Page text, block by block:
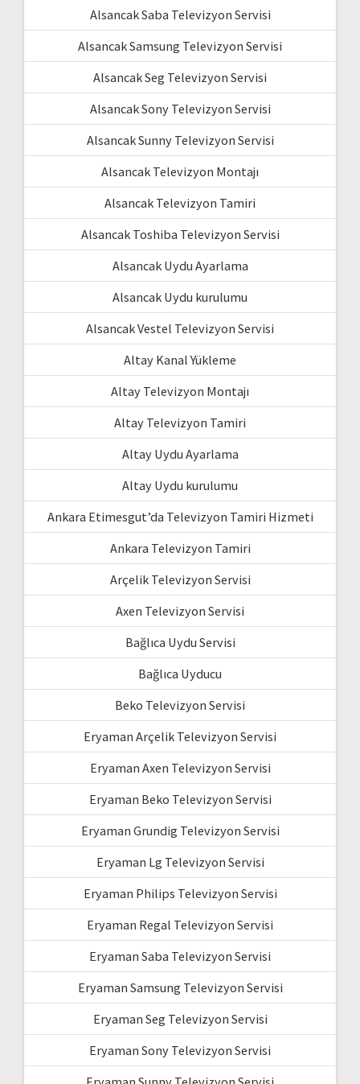
Alsancak Saba Televizyon Servisi
Alsancak Samsung Televizyon Servisi
Alsancak Seg Televizyon Servisi
Alsancak Sony Televizyon Servisi
Alsancak Sunny Televizyon Servisi
Alsancak Televizyon Montajı
Alsancak Televizyon Tamiri
Alsancak Toshiba Televizyon Servisi
Alsancak Uydu Ayarlama
Alsancak Uydu kurulumu
Alsancak Vestel Televizyon Servisi
Altay Kanal Yükleme
Altay Televizyon Montajı
Altay Televizyon Tamiri
Altay Uydu Ayarlama
Altay Uydu kurulumu
Ankara Etimesgut’da Televizyon Tamiri Hizmeti
Ankara Televizyon Tamiri
Arçelik Televizyon Servisi
Axen Televizyon Servisi
Bağlıca Uydu Servisi
Bağlıca Uyducu
Beko Televizyon Servisi
Eryaman Arçelik Televizyon Servisi
Eryaman Axen Televizyon Servisi
Eryaman Beko Televizyon Servisi
Eryaman Grundig Televizyon Servisi
Eryaman Lg Televizyon Servisi
Eryaman Philips Televizyon Servisi
Eryaman Regal Televizyon Servisi
Eryaman Saba Televizyon Servisi
Eryaman Samsung Televizyon Servisi
Eryaman Seg Televizyon Servisi
Eryaman Sony Televizyon Servisi